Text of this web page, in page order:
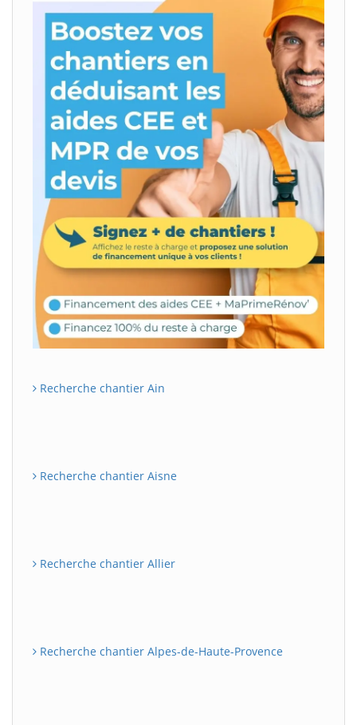
Recherche chantier Ain
Recherche chantier Aisne
Recherche chantier Allier
Recherche chantier Alpes-de-Haute-Provence